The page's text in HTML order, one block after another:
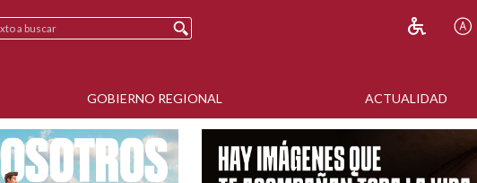
GOBIERNO REGIONAL ACTUALIDAD